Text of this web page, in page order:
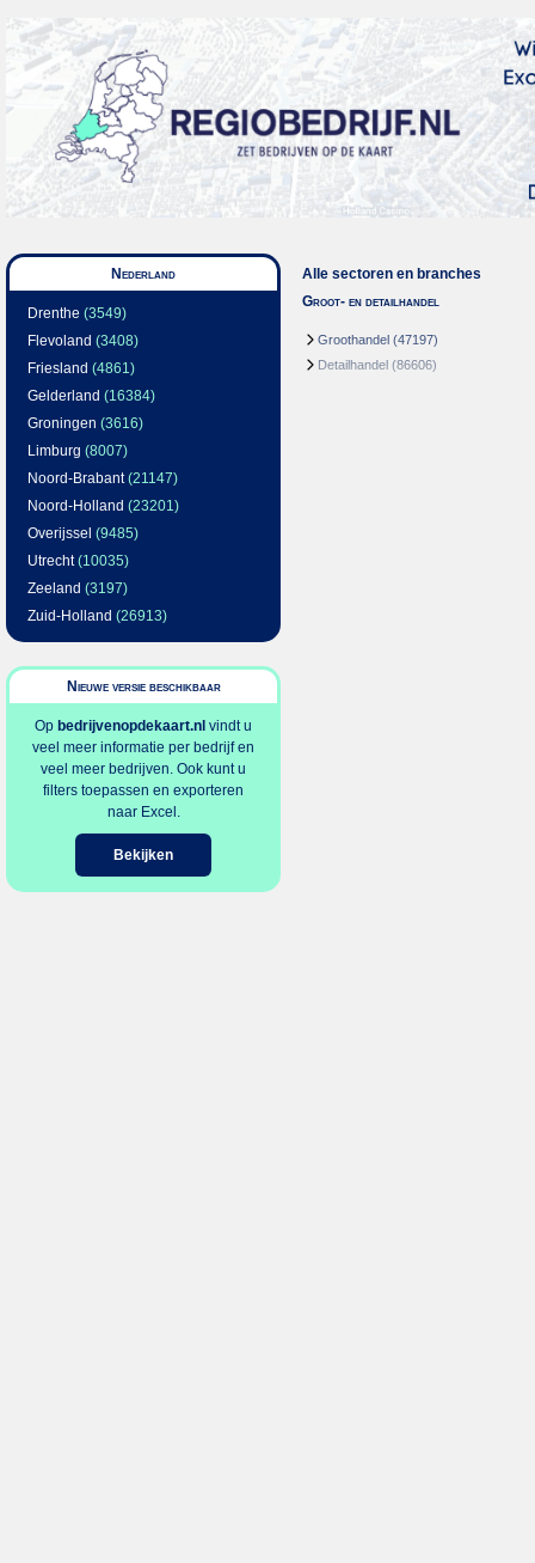
Nederland
Drenthe (3549)
Flevoland (3408)
Friesland (4861)
Gelderland (16384)
Groningen (3616)
Limburg (8007)
Noord-Brabant(21147)
Noord-Holland (23201)
Overijssel (9485)
Utrecht(10035)
Zeeland (3197)
Zuid-Holland (26913)
Nieuwe versie beschikbaar
Op bedrijvenopdekaart.nl vindt u
veel meer informatie per bedrijf en
veel meer bedrijven. Ook kunt u
filters toepassen en exporteren
naar Excel.
Bekijken
Alle sectoren en branches
Groot- en detailhandel
Groothandel (47197)
Detailhandel (86606)